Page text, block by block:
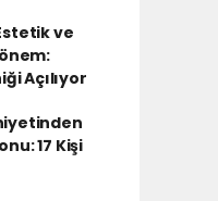
ve
Açılıyor
17 Kişi